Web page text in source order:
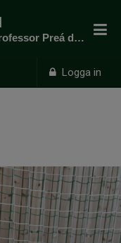
Logga in
Fundador Mestre Camisa - Professor Preá do mato